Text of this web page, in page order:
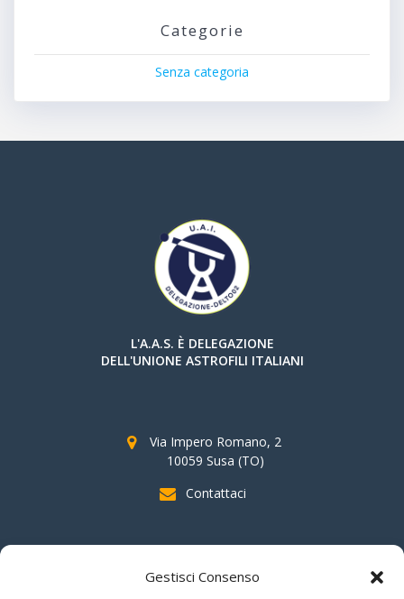
Gestisci Consenso
Categorie
Senza categoria
L'A.A.S. È DELEGAZIONE
DELL'UNIONE ASTROFILI ITALIANI
Via Impero Romano, 2
10059 Susa (TO)
Contattaci
SOSTIENI AAS